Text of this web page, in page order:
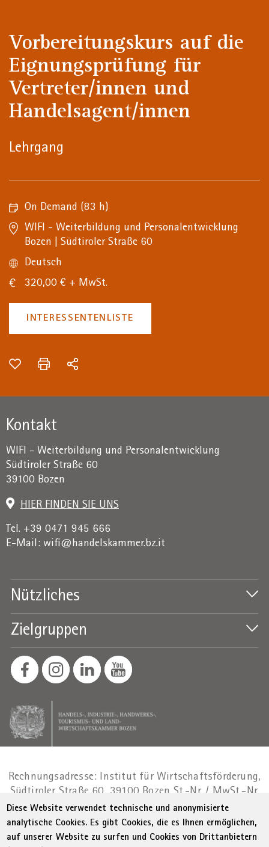
Vorbereitungskurs auf die
Eignungsprüfung für
Vertreter/innen und
Handelsagent/innen
Lehrgang
On Demand (83 h)
WIFI - Weiterbildung und Personalentwicklung
Bozen | Südtiroler Straße 60
Deutsch
320,00 € + MwSt.
INTERESSENTENLISTE
Kontakt
WIFI - Weiterbildung und Personalentwicklung
Südtiroler Straße 60
39100 Bozen
HIER FINDEN SIE UNS
Tel. +39 0471 945 666
E-Mail: wifi@handelskammer.bz.it
Nützliches
Zielgruppen
Rechnungsadresse: Institut für Wirtschaftsförderung,
Südtiroler Straße 60, 39100 Bozen St.-Nr. / MwSt.-Nr.
01716880214|administration-
as@bz.legalmail.camcom.it
Diese Website verwendet technische und anonymisierte
analytische Cookies. Es gibt Cookies, die es Ihnen ermöglichen,
auf unserer Website zu surfen und Cookies von Drittanbietern